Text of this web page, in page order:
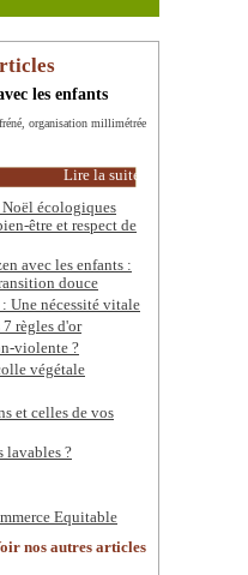
les enfants
organisation millimétrée
Lire la suite
Noël écologiques
être et respect de
avec les enfants :
douce
Une nécessité vitale
7 règles d'or
violente ?
végétale
et celles de vos
lavables ?
Equitable
nos autres articles